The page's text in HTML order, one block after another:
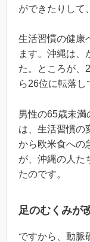
ができたりして
生活習慣の健康
ます。沖縄は、
た。ところが、
ら26位に転落し
男性の65歳未満
は、生活習慣の
から欧米食への
が、沖縄の人た
たのです。
足のむくみが
ですから、動脈